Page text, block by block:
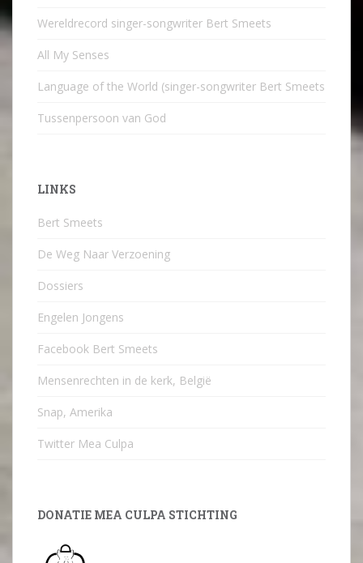
Wereldrecord singer-songwriter Bert Smeets
All My Senses
Language of the World (singer-songwriter Bert Smeets
Tussenpersoon van God
LINKS
Bert Smeets
De Weg Naar Verzoening
Dossiers
Engelen Jongens
Facebook Bert Smeets
Mensenrechten in de kerk, België
Snap, Amerika
Twitter Mea Culpa
DONATIE MEA CULPA STICHTING